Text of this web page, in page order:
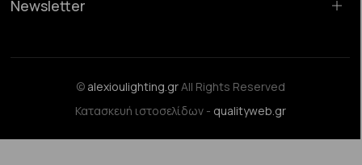
Newsletter
© alexioulighting.grAll Rights Reserved
Κατασκευή ιστοσελίδων - qualityweb.gr